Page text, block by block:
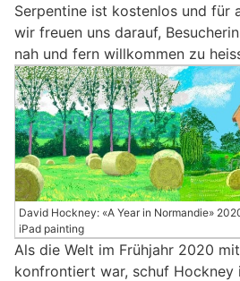
Serpentine ist kostenlos und für
wir freuen uns darauf,
nah und fern willkommen zu
David Hockney: «A Year in Normandie»
iPad painting
Als die Welt im Frühjahr 2020
konfrontiert war, schuf Hockney